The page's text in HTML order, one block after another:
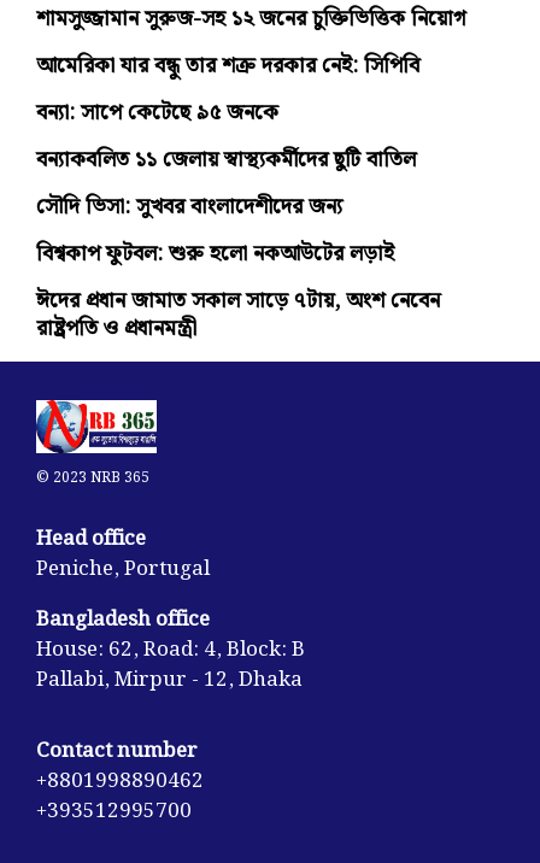
শামসুজ্জামান সুরুজ-সহ ১২ জনের চুক্তিভিত্তিক নিয়োগ
আমেরিকা যার বন্ধু তার শত্রু দরকার নেই: সিপিবি
বন্যা: সাপে কেটেছে ৯৫ জনকে
বন্যাকবলিত ১১ জেলায় স্বাস্থ্যকর্মীদের ছুটি বাতিল
সৌদি ভিসা: সুখবর বাংলাদেশীদের জন্য
বিশ্বকাপ ফুটবল: শুরু হলো নকআউটের লড়াই
ঈদের প্রধান জামাত সকাল সাড়ে ৭টায়, অংশ নেবেন
রাষ্ট্রপতি ও প্রধানমন্ত্রী
© 2023 NRB 365
Head office
Peniche, Portugal
Bangladesh office
House: 62, Road: 4, Block: B
Pallabi, Mirpur - 12, Dhaka
Contact number
+8801998890462
+393512995700